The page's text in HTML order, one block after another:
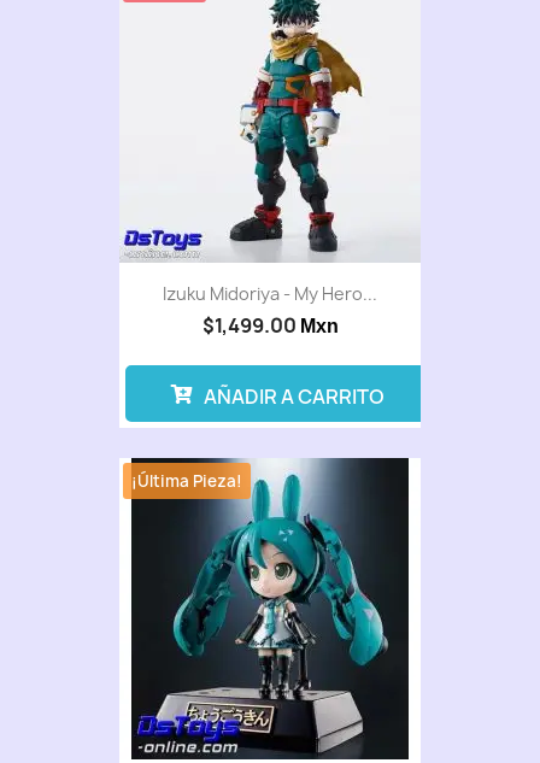
Izuku Midoriya - My Hero...
$1,499.00 Mxn
AÑADIR A CARRITO
¡Última Pieza!